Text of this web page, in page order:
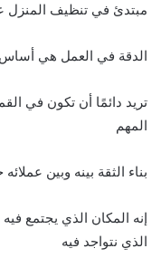
مبتدئ في تنظيف المنزل
الدقة في العمل هي
تريد دائمًا أن تكون في
المهم
بناء الثقة بينه وبين
إنه المكان الذي يجتمع
الذي نتواجد فيه